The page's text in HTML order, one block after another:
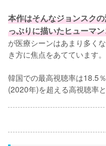
本作はそんなジョンスク
っぷりに描いたヒューマ
が医療シーンはあまり多く
き方に焦点をあてています。
韓国での最高視聴率は18.5
(2020年)を超える高視聴率と